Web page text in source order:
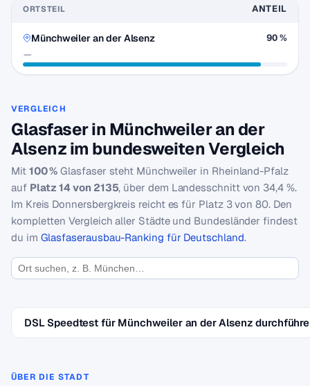
ORTSTEIL ANTEIL
Münchweiler an der Alsenz
—
90 %
VERGLEICH
Glasfaser in Münchweiler an der
Alsenz im bundesweiten Vergleich
Mit 100 % Glasfaser steht Münchweiler in Rheinland-Pfalz
auf Platz 14 von 2135, über dem Landesschnitt von 34,4 %.
Im Kreis Donnersbergkreis reicht es für Platz 3 von 80. Den
kompletten Vergleich aller Städte und Bundesländer findest
du im Glasfaserausbau-Ranking für Deutschland.
DSL Speedtest für Münchweiler an der Alsenz
ÜBER DIE STADT